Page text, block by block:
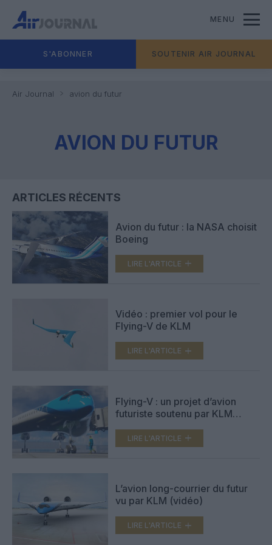
MENU
S'ABONNER SOUTENIR AIR JOURNAL
Air Journal avion du futur
AVION DU FUTUR
ARTICLES RÉCENTS
Avion du futur : la NASA choisit
Boeing
LIRE L'ARTICLE
Vidéo : premier vol pour le
Flying-V de KLM
LIRE L'ARTICLE
Flying-V : un projet d’avion
futuriste soutenu par KLM
LIRE L'ARTICLE
L’avion long-courrier du futur
vu par KLM (vidéo)
LIRE L'ARTICLE